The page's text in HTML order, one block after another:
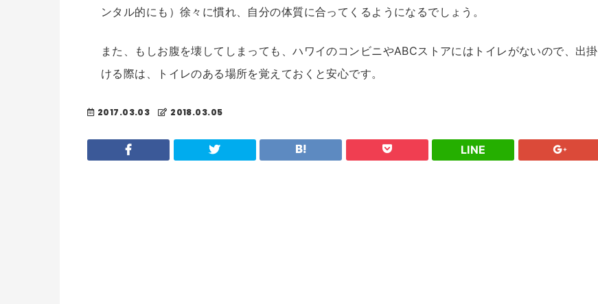
ンタル的にも）徐々に慣れ、自分の体質に合ってくるようになるでしょう。
また、もしお腹を壊してしまっても、ハワイのコンビニやABCストアにはトイレがないので、出掛
ける際は、トイレのある場所を覚えておくと安心です。
2017.03.03 2018.03.05
LINE